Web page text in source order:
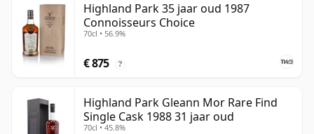
Highland Park 35 jaar oud 1987
Connoisseurs Choice
70cl • 56.9%
€ 875 ?
Highland Park Gleann Mor Rare Find
Single Cask 1988 31 jaar oud
70cl • 45.8%